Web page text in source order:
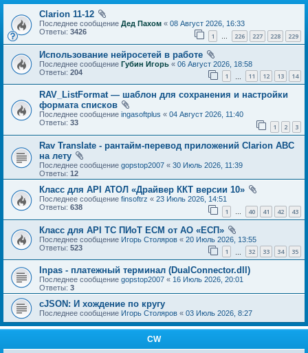
Clarion 11-12
Последнее сообщение Дед Пахом « 08 Август 2026, 16:33
Ответы: 3426 1 … 226 227 228 229
Использование нейросетей в работе
Последнее сообщение Губин Игорь « 06 Август 2026, 18:58
Ответы: 204 1 11 12 13 14
RAV_ListFormat — шаблон для сохранения и настройки
формата списков
Последнее сообщение ingasoftplus « 04 Август 2026, 11:40
Ответы: 33 1 2 3
Rav Translate - рантайм-перевод приложений Clarion ABC
на лету
Последнее сообщение gopstop2007 « 30 Июль 2026, 11:39
Ответы: 12
Класс для API АТОЛ «Драйвер ККТ версии 10»
Последнее сообщение finsoftrz « 23 Июль 2026, 14:51
Ответы: 638 1 … 40 41 42 43
Класс для API ТС ПИоТ ЕСМ от АО «ЕСП»
Последнее сообщение Игорь Столяров « 20 Июль 2026, 13:55
Ответы: 523 1 32 33 34 35
Inpas - платежный терминал (DualConnector.dll)
Последнее сообщение gopstop2007 « 16 Июль 2026, 20:01
Ответы: 3
cJSON: И хождение по кругу
Последнее сообщение Игорь Столяров « 03 Июль 2026, 8:27
CW